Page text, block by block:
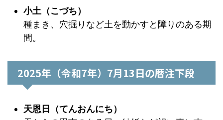
小土（こづち）
種まき、穴掘りなど土を動かすと障りのある期
間。
2025年（令和7年）7月13日の暦注下段
天恩日（てんおんにち）